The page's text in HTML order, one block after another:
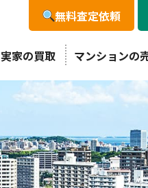
無料査定依頼
家の買取 マンションの